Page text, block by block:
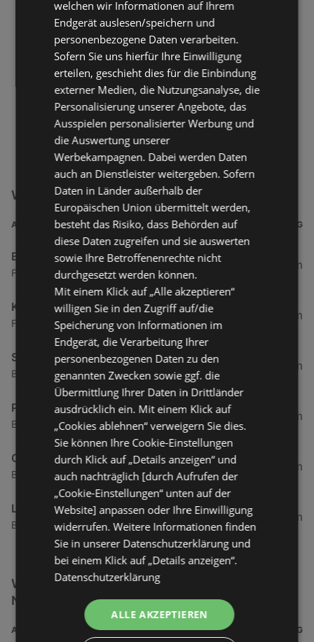
WOW Filialen in der Nähe
ADRESSE ENTFERNUNG
Brasserie
Franz-Habich-Straße 18, 26757 Borkum
0,22 km
Künstlerklause Borkum
Franz-Habich-Straße 2, 26757 Borkum
0,25 km
Seekiste
Bismarckstraße 3, 26757 Borkum
0,26 km
Pferdestall
Bismarckstraße 20, 26757 Borkum
0,37 km
Cafe & Bar Columbus Borkum
Bismarckstraße 24, 26757 Borkum
0,39 km
Lord Nelson
Bismarckstraße 28, 26757 Borkum
0,4 km
Weitere Elektro & Multimedia Filialen in der
Nähe
ADRESSE ENTFERNUNG
welchen wir Informationen auf Ihrem
Endgerät auslesen/speichern und
personenbezogene Daten verarbeiten.
Sofern Sie uns hierfür Ihre Einwilligung
erteilen, geschieht dies für die Einbindung
externer Medien, die Nutzungsanalyse, die
Personalisierung unserer Angebote, das
Ausspielen personalisierter Werbung und
die Auswertung unserer
Werbekampagnen. Dabei werden Daten
auch an Dienstleister weitergeben. Sofern
Daten in Länder außerhalb der
Europäischen Union übermittelt werden,
besteht das Risiko, dass Behörden auf
diese Daten zugreifen und sie auswerten
sowie Ihre Betroffenenrechte nicht
durchgesetzt werden können.
Mit einem Klick auf „Alle akzeptieren“
willigen Sie in den Zugriff auf/die
Speicherung von Informationen im
Endgerät, die Verarbeitung Ihrer
personenbezogenen Daten zu den
genannten Zwecken sowie ggf. die
Übermittlung Ihrer Daten in Drittländer
ausdrücklich ein. Mit einem Klick auf
„Cookies ablehnen“ verweigern Sie dies.
Sie können Ihre Cookie-Einstellungen
durch Klick auf „Details anzeigen“ und
auch nachträglich [durch Aufrufen der
„Cookie-Einstellungen“ unten auf der
Website] anpassen oder Ihre Einwilligung
widerrufen. Weitere Informationen finden
Sie in unserer Datenschutzerklärung und
bei einem Klick auf „Details anzeigen“.
Datenschutzerklärung
ALLE AKZEPTIEREN